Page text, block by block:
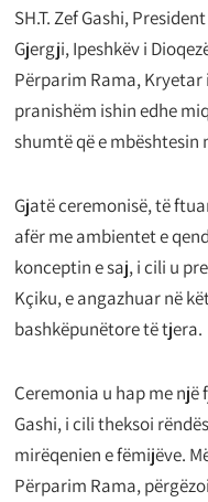
SH.T. Zef Gashi,
Gjergji, Ipeshkëv i
Përparim Rama, Kryetar
pranishëm ishin edhe
shumtë që e
Gjatë ceremonisë, të
afër me ambientet e
konceptin e saj, i cili u
Kçiku, e angazhuar në
bashkëpunëtore të tjera.
Ceremonia u hap me një
Gashi, i cili theksoi
mirëqenien e fëmijëve.
Përparim Rama,